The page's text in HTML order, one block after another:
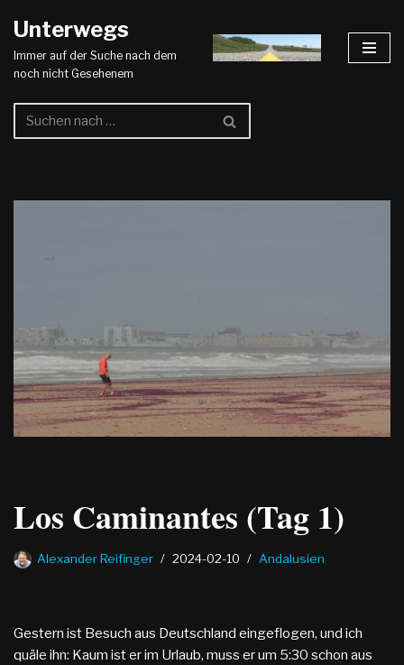
Zum
Inhalt
Unterwegs
Immer auf der Suche nach dem
noch nicht Gesehenem
Los Caminantes (Tag 1)
Alexander Reifinger 2024-02-10 Andalusien
Gestern ist Besuch aus Deutschland eingeflogen, und ich
quäle ihn: Kaum ist er im Urlaub, muss er um 5:30 schon aus